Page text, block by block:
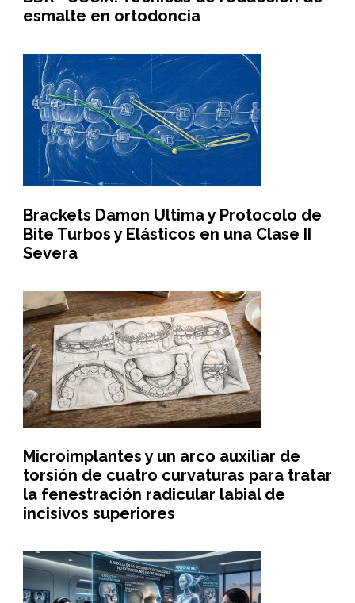
esmalte en ortodoncia
Brackets Damon Ultima y Protocolo de
Bite Turbos y Elásticos en una Clase II
Severa
Microimplantes y un arco auxiliar de
torsión de cuatro curvaturas para tratar
la fenestración radicular labial de
incisivos superiores